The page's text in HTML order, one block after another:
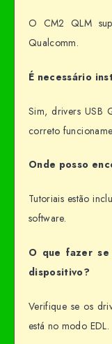
O CM2 QLM
Qualcomm.
É necessário
Sim, drivers USB
correto
Onde posso
Tutoriais estão
software.
O que fazer
dispositivo?
Verifique se os
está no modo EDL.